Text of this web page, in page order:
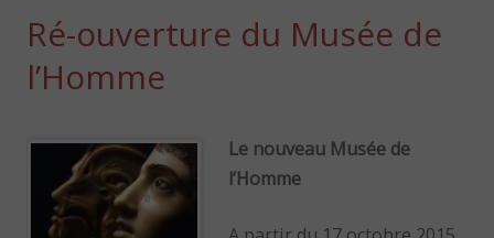
Ré-ouverture du Musée de
l’Homme
Le nouveau Musée de
l’Homme